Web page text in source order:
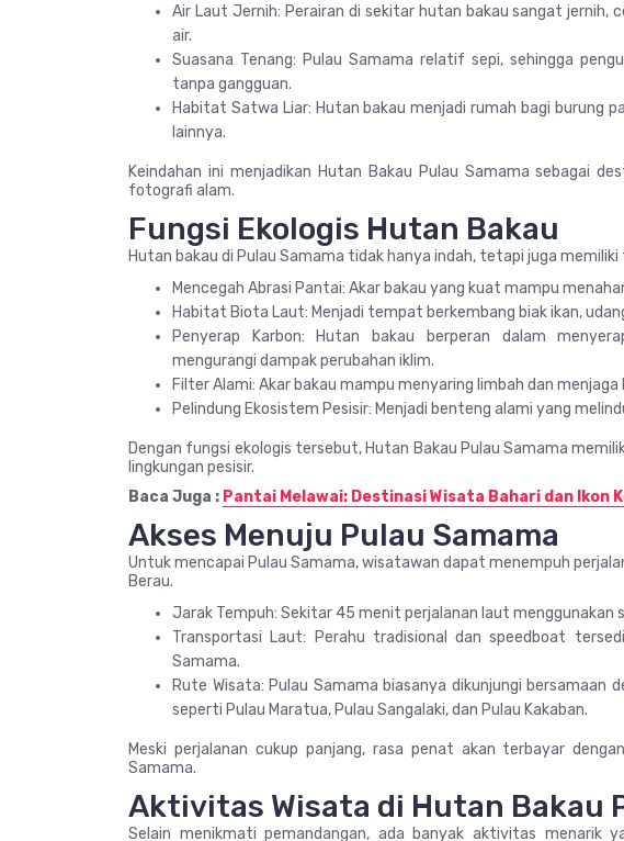
Air Laut Jernih: Perairan di sekitar hutan bakau sangat jernih,
air.
Suasana Tenang: Pulau Samama relatif sepi, sehingga
tanpa gangguan.
Habitat Satwa Liar: Hutan bakau menjadi rumah bagi burung
lainnya.
Keindahan ini menjadikan Hutan Bakau Pulau Samama sebagai
fotografi alam.
Fungsi Ekologis Hutan Bakau
Hutan bakau di Pulau Samama tidak hanya indah, tetapi juga
Mencegah Abrasi Pantai: Akar bakau yang kuat mampu
Habitat Biota Laut: Menjadi tempat berkembang biak ikan,
Penyerap Karbon: Hutan bakau berperan dalam
mengurangi dampak perubahan iklim.
Filter Alami: Akar bakau mampu menyaring limbah dan
Pelindung Ekosistem Pesisir: Menjadi benteng alami yang
Dengan fungsi ekologis tersebut, Hutan Bakau Pulau Samama
lingkungan pesisir.
Baca Juga : Pantai Melawai: Destinasi Wisata Bahari dan Ikon
Akses Menuju Pulau Samama
Untuk mencapai Pulau Samama, wisatawan dapat menempuh
Berau.
Jarak Tempuh: Sekitar 45 menit perjalanan laut menggunakan
Transportasi Laut: Perahu tradisional dan speedboat
Samama.
Rute Wisata: Pulau Samama biasanya dikunjungi bersamaan
seperti Pulau Maratua, Pulau Sangalaki, dan Pulau Kakaban.
Meski perjalanan cukup panjang, rasa penat akan terbayar
Samama.
Aktivitas Wisata di Hutan Bakau
Selain menikmati pemandangan, ada banyak aktivitas menarik